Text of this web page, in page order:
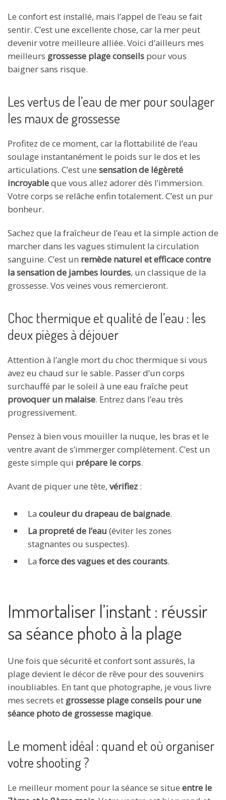
Le confort est installé, mais l’appel de l’eau se fait
sentir. C’est une excellente chose, car la mer peut
devenir votre meilleure alliée. Voici d’ailleurs mes
meilleurs grossesse plage conseils pour vous
baigner sans risque.
Les vertus de l’eau de mer pour soulager
les maux de grossesse
Profitez de ce moment, car la flottabilité de l’eau
soulage instantanément le poids sur le dos et les
articulations. C’est une sensation de légèreté
incroyableque vous allez adorer dès l’immersion.
Votre corps se relâche enfin totalement. C’est un pur
bonheur.
Sachez que la fraîcheur de l’eau et la simple action de
marcher dans les vagues stimulent la circulation
sanguine. C’est un remède naturel et efficace contre
la sensation de jambes lourdes, un classique de la
grossesse. Vos veines vous remercieront.
Choc thermique et qualité de l’eau : les
deux pièges à déjouer
Attention à l’angle mort du choc thermique si vous
avez eu chaud sur le sable. Passer d’un corps
surchauffé par le soleil à une eau fraîche peut
provoquer un malaise. Entrez dans l’eau très
progressivement.
Pensez à bien vous mouiller la nuque, les bras et le
ventre avant de s’immerger complètement. C’est un
geste simple qui prépare le corps.
Avant de piquer une tête, vérifiez :
La couleur du drapeau de baignade.
La propreté de l’eau (éviter les zones
stagnantes ou suspectes).
La force des vagues et des courants.
Immortaliser l’instant : réussir
sa séance photo à la plage
Une fois que sécurité et confort sont assurés, la
plage devient le décor de rêve pour des souvenirs
inoubliables. En tant que photographe, je vous livre
mes secrets et grossesse plage conseils pour une
séance photo de grossesse magique.
Le moment idéal : quand et où organiser
votre shooting ?
Le meilleur moment pour la séance se situe entre le